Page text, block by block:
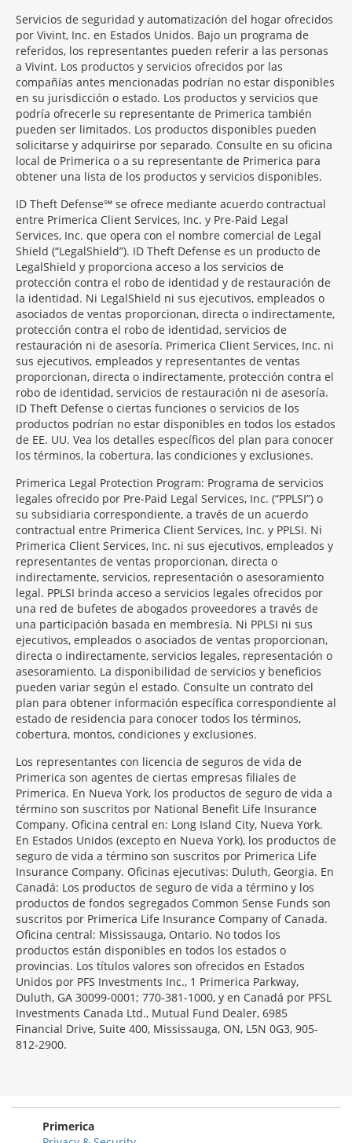
Servicios de seguridad y automatización del hogar ofrecidos
por Vivint, Inc. en Estados Unidos. Bajo un programa de
referidos, los representantes pueden referir a las personas
a Vivint. Los productos y servicios ofrecidos por las
compañías antes mencionadas podrían no estar disponibles
en su jurisdicción o estado. Los productos y servicios que
podría ofrecerle su representante de Primerica también
pueden ser limitados. Los productos disponibles pueden
solicitarse y adquirirse por separado. Consulte en su oficina
local de Primerica o a su representante de Primerica para
obtener una lista de los productos y servicios disponibles.
ID Theft Defense℠ se ofrece mediante acuerdo contractual
entre Primerica Client Services, Inc. y Pre-Paid Legal
Services, Inc. que opera con el nombre comercial de Legal
Shield (“LegalShield”). ID Theft Defense es un producto de
LegalShield y proporciona acceso a los servicios de
protección contra el robo de identidad y de restauración de
la identidad. Ni LegalShield ni sus ejecutivos, empleados o
asociados de ventas proporcionan, directa o indirectamente,
protección contra el robo de identidad, servicios de
restauración ni de asesoría. Primerica Client Services, Inc. ni
sus ejecutivos, empleados y representantes de ventas
proporcionan, directa o indirectamente, protección contra el
robo de identidad, servicios de restauración ni de asesoría.
ID Theft Defense o ciertas funciones o servicios de los
productos podrían no estar disponibles en todos los estados
de EE. UU. Vea los detalles específicos del plan para conocer
los términos, la cobertura, las condiciones y exclusiones.
Primerica Legal Protection Program: Programa de servicios
legales ofrecido por Pre-Paid Legal Services, Inc. (“PPLSI”) o
su subsidiaria correspondiente, a través de un acuerdo
contractual entre Primerica Client Services, Inc. y PPLSI. Ni
Primerica Client Services, Inc. ni sus ejecutivos, empleados y
representantes de ventas proporcionan, directa o
indirectamente, servicios, representación o asesoramiento
legal. PPLSI brinda acceso a servicios legales ofrecidos por
una red de bufetes de abogados proveedores a través de
una participación basada en membresía. Ni PPLSI ni sus
ejecutivos, empleados o asociados de ventas proporcionan,
directa o indirectamente, servicios legales, representación o
asesoramiento. La disponibilidad de servicios y beneficios
pueden variar según el estado. Consulte un contrato del
plan para obtener información específica correspondiente al
estado de residencia para conocer todos los términos,
cobertura, montos, condiciones y exclusiones.
Morgage
Disclosures
Section
Los representantes con licencia de seguros de vida de
Primerica son agentes de ciertas empresas filiales de
Primerica. En Nueva York, los productos de seguro de vida a
término son suscritos por National Benefit Life Insurance
Company. Oficina central en: Long Island City, Nueva York.
En Estados Unidos (excepto en Nueva York), los productos de
seguro de vida a término son suscritos por Primerica Life
Insurance Company. Oficinas ejecutivas: Duluth, Georgia. En
Canadá: Los productos de seguro de vida a término y los
productos de fondos segregados Common Sense Funds son
suscritos por Primerica Life Insurance Company of Canada.
Oficina central: Mississauga, Ontario. No todos los
productos están disponibles en todos los estados o
provincias. Los títulos valores son ofrecidos en Estados
Unidos por PFS Investments Inc., 1 Primerica Parkway,
Duluth, GA 30099-0001; 770-381-1000, y en Canadá por PFSL
Investments Canada Ltd., Mutual Fund Dealer, 6985
Financial Drive, Suite 400, Mississauga, ON, L5N 0G3, 905-
812-2900.
Primerica